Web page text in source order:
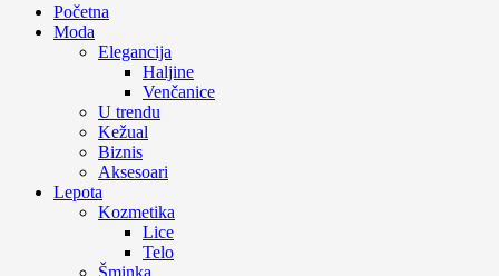
Početna
Moda
Elegancija
Haljine
Venčanice
U trendu
Kežual
Biznis
Aksesoari
Lepota
Kozmetika
Lice
Telo
Šminka